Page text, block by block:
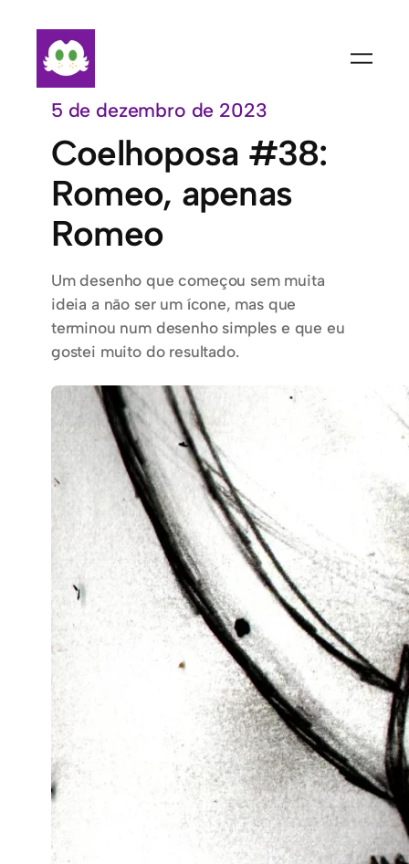
conteúdo
5 de dezembro de 2023
Coelhoposa #38:
Romeo, apenas
Romeo
Um desenho que começou sem muita
ideia a não ser um ícone, mas que
terminou num desenho simples e que eu
gostei muito do resultado.